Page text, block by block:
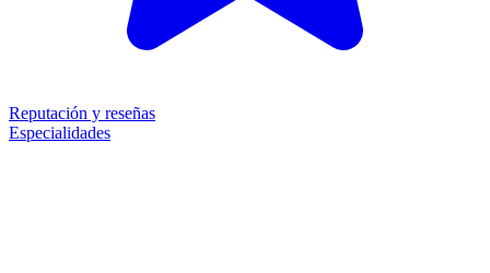
Reputación y reseñas
Especialidades